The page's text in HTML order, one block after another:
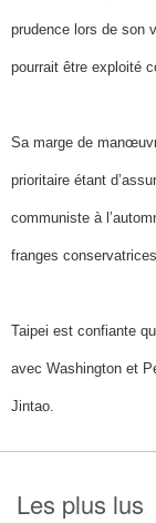
prudence lors de son
pourrait être exploité
Sa marge de
prioritaire étant
communiste à
franges
Taipei est confiante
avec Washington et
Jintao.
Les plus lus